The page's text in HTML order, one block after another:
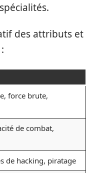
des attributs et
force brute,
de combat,
de hacking, piratage